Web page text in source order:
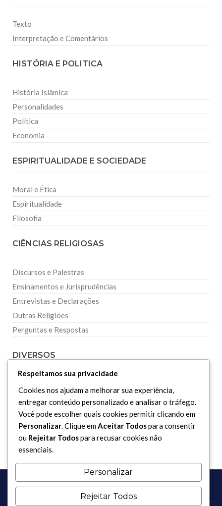
Texto
Interpretação e Comentários
HISTÓRIA E POLITICA
História Islâmica
Personalidades
Política
Economia
ESPIRITUALIDADE E SOCIEDADE
Moral e Ética
Espiritualidade
Filosofia
CIÊNCIAS RELIGIOSAS
Discursos e Palestras
Ensinamentos e Jurisprudências
Entrevistas e Declarações
Outras Religiões
Perguntas e Respostas
DIVERSOS
Dicionário Islâmico
Downloads
Respeitamos sua privacidade
Cookies nos ajudam a melhorar sua experiência,
entregar conteúdo personalizado e analisar o tráfego.
Você pode escolher quais cookies permitir clicando em
Personalizar. Clique emAceitar Todospara consentir
ou Rejeitar Todospara recusar cookies não
essenciais.
Personalizar
Rejeitar Todos